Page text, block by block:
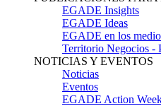
EGADE Insights
EGADE Ideas
EGADE en los
Territorio Negocios -
NOTICIAS Y EVENTOS
Noticias
Eventos
EGADE Action